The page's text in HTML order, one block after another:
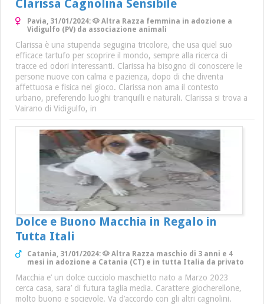
Clarissa Cagnolina Sensibile
Pavia, 31/01/2024: 🐶 Altra Razza femmina in adozione a
Vidigulfo (PV) da associazione animali
Clarissa è una stupenda segugina tricolore, che usa quel suo
efficace tartufo per scoprire il mondo, sempre alla ricerca di
tracce ed odori interessanti. Clarissa ha bisogno di conoscere le
persone nuove con calma e pazienza, dopo di che diventa
affettuosa e fisica nel gioco. Clarissa non ama il contesto
urbano, preferendo luoghi tranquilli e naturali. Clarissa si trova a
Vairano di Vidigulfo, in
Dolce e Buono Macchia in Regalo in
Tutta Itali
Catania, 31/01/2024: 🐶 Altra Razza maschio di 3 anni e 4
mesi in adozione a Catania (CT) e in tutta Italia da privato
Macchia e’ un dolce cucciolo maschietto nato a Marzo 2023
cerca casa, sara’ di futura taglia media. Carattere giocherellone,
molto buono e socievole. Va d’accordo con gli altri cagnolini.